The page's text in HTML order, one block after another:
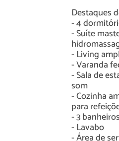
Destaques
- 4
- Suíte
- Living
- Varanda
- Sala de
som
- Cozinha
para
- 3
- Lavabo
- Área de